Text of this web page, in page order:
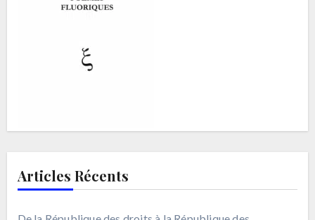
Articles Récents